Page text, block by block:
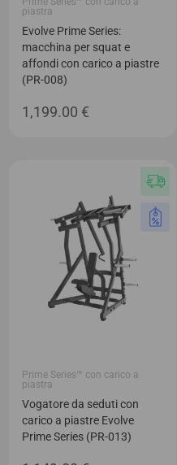
piastra
Evolve Prime Series:
macchina per squat e
affondi con carico a piastre
(PR-008)
1,199.00 €
Prime Series™ con carico a
piastra
Vogatore da seduti con
carico a piastre Evolve
Prime Series (PR-013)